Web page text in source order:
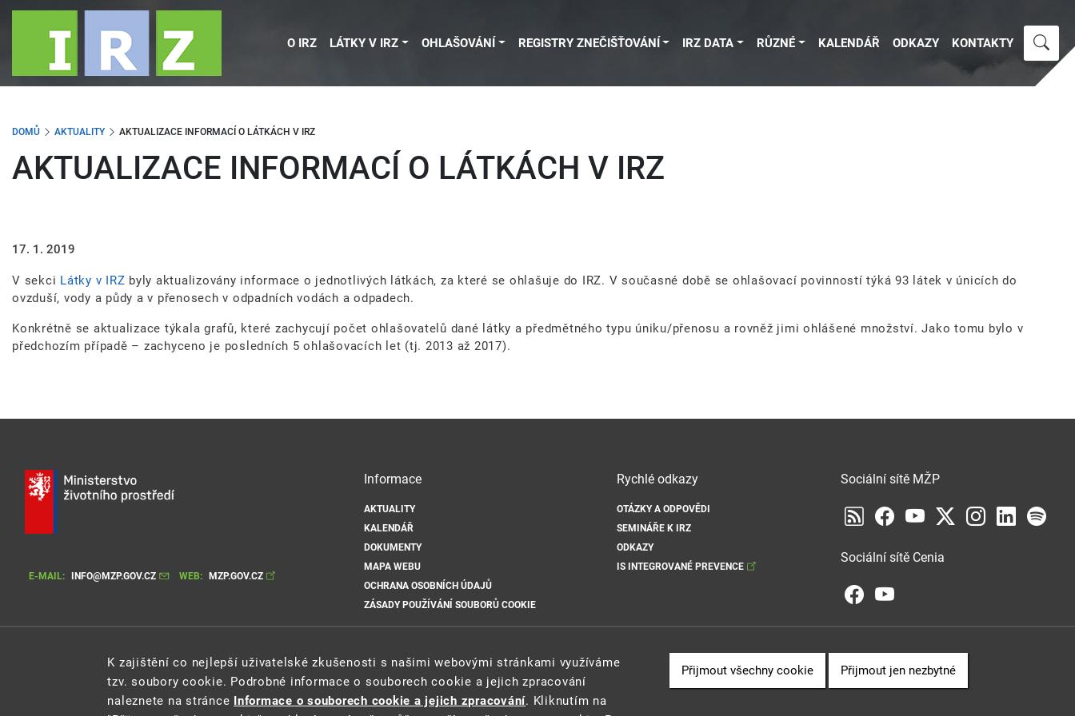
Přejít
O IRZ LÁTKY V IRZ OHLAŠOVÁNÍ REGISTRY ZNEČIŠŤOVÁNÍ IRZ DATA RŮZNÉ KALENDÁŘ ODKAZY KONTAKTY
DOMŮ AKTUALITY AKTUALIZACE INFORMACÍ O LÁTKÁCH V IRZ
AKTUALIZACE INFORMACÍ O LÁTKÁCH V IRZ
17. 1. 2019
V sekci Látky v IRZ byly aktualizovány informace o jednotlivých látkách, za které se ohlašuje do IRZ. V současné době se ohlašovací povinností týká 93 látek v únicích do
ovzduší, vody a půdy a v přenosech v odpadních vodách a odpadech.
Konkrétně se aktualizace týkala grafů, které zachycují počet ohlašovatelů dané látky a předmětného typu úniku/přenosu a rovněž jimi ohlášené množství. Jako tomu bylo v
předchozím případě – zachyceno je posledních 5 ohlašovacích let (tj. 2013 až 2017).
E-MAIL: INFO@MZP.GOV.CZ WEB: MZP.GOV.CZ
Informace
AKTUALITY
KALENDÁŘ
DOKUMENTY
MAPA WEBU
OCHRANA OSOBNÍCH ÚDAJŮ
ZÁSADY POUŽÍVÁNÍ SOUBORŮ COOKIE
Rychlé odkazy
OTÁZKY A ODPOVĚDI
SEMINÁŘE K IRZ
ODKAZY
IS INTEGROVANÉ PREVENCE
Sociální sítě MŽP
Sociální sítě Cenia
K zajištění co nejlepší uživatelské zkušenosti s našimi webovými stránkami využíváme
tzv. soubory cookie. Podrobné informace o souborech cookie a jejich zpracování
naleznete na stránce Informace o souborech cookie a jejich zpracování. Kliknutím na
Přijmout všechny cookie Přijmout jen nezbytné